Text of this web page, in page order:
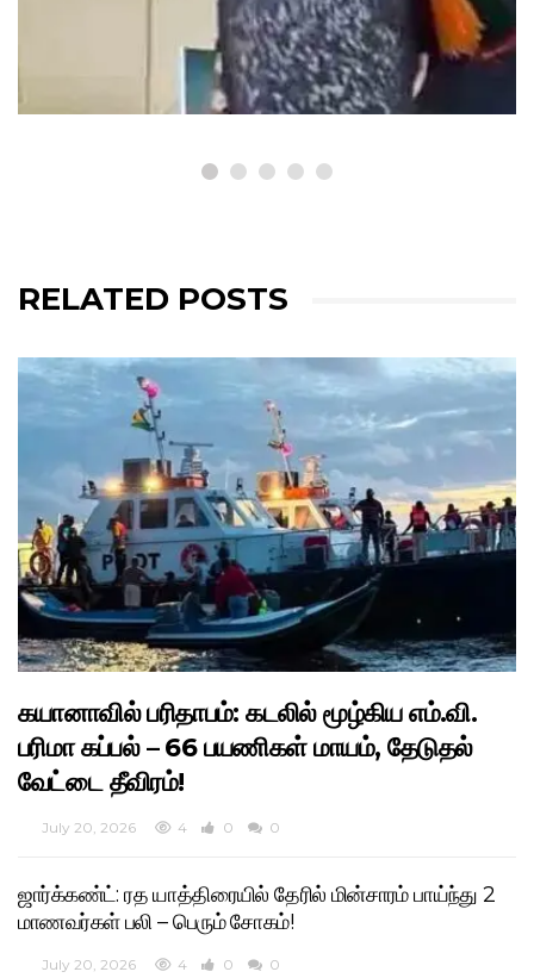
யானை: இணையத்தில் குவியும்
RELATED POSTS
கயானாவில் பரிதாபம்: கடலில் மூழ்கிய எம்.வி.
பரிமா கப்பல் – 66 பயணிகள் மாயம், தேடுதல்
வேட்டை தீவிரம்!
July 20, 2026 4 0 0
ஜார்க்கண்ட்: ரத யாத்திரையில் தேரில் மின்சாரம் பாய்ந்து 2
மாணவர்கள் பலி – பெரும் சோகம்!
July 20, 2026 4 0 0